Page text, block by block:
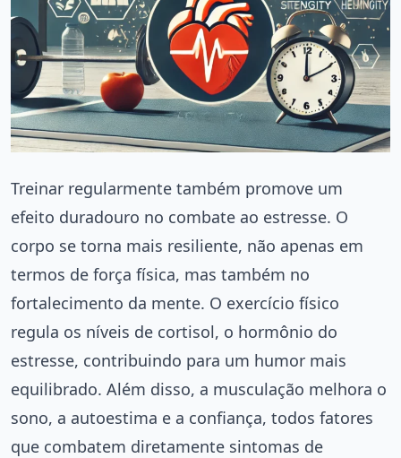
Treinar regularmente também promove um
efeito duradouro no combate ao estresse. O
corpo se torna mais resiliente, não apenas em
termos de força física, mas também no
fortalecimento da mente. O exercício físico
regula os níveis de cortisol, o hormônio do
estresse, contribuindo para um humor mais
equilibrado. Além disso, a musculação melhora o
sono, a autoestima e a confiança, todos fatores
que combatem diretamente sintomas de